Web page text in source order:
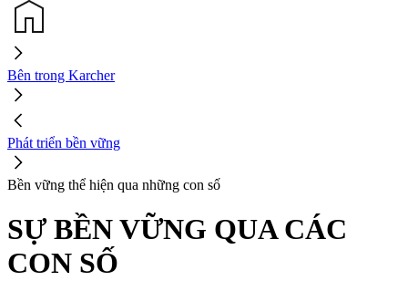
Bên trong Karcher
Phát triển bền vững
Bền vững thể hiện qua những con số
SỰ BỀN VỮNG QUA CÁC
CON SỐ